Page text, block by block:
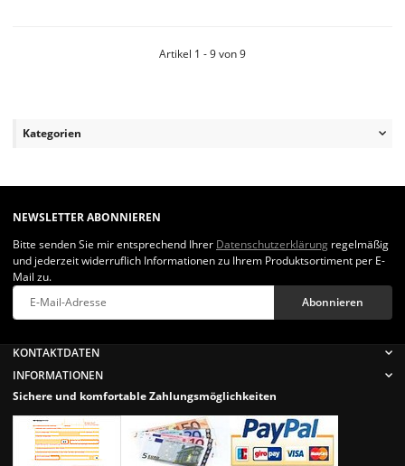
Artikel 1 - 9 von 9
Kategorien
KONTAKTDATEN
INFORMATIONEN
Sichere und komfortable Zahlungsmöglichkeiten
NEWSLETTER ABONNIEREN
Bitte senden Sie mir entsprechend Ihrer Datenschutzerklärung regelmäßig
und jederzeit widerruflich Informationen zu Ihrem Produktsortiment per E-
Mail zu.
Abonnieren